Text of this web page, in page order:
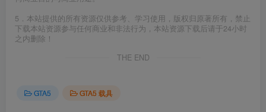
5．本站提供的所有资源仅供参考、学习使用，版权归原著所有，禁止
下载本站资源参与任何商业和非法行为，本站资源下载后请于24小时
之内删除！
THE END
GTA5 GTA5 载具